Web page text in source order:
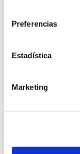
Preferencias
Estadística
Marketing